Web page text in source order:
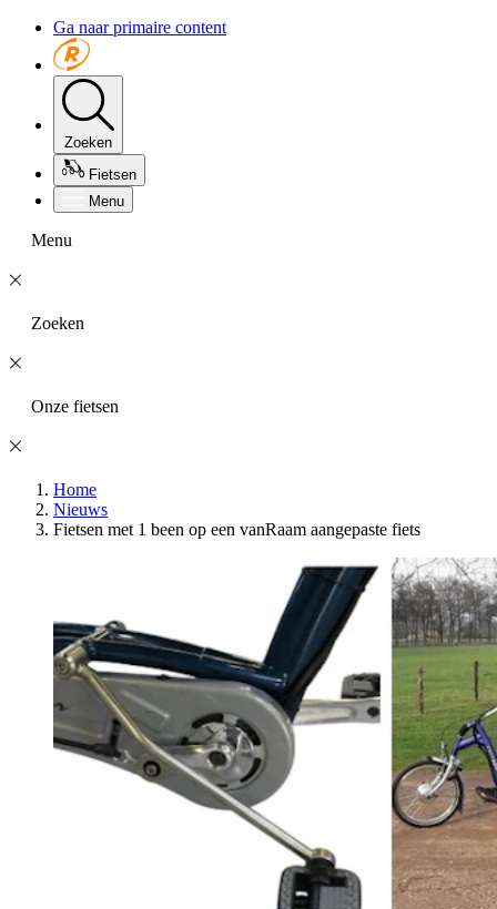
Ga naar primaire content
Zoeken
Fietsen
Menu
Menu
Zoeken
Onze fietsen
Home
Nieuws
Fietsen met 1 been op een vanRaam aangepaste fiets